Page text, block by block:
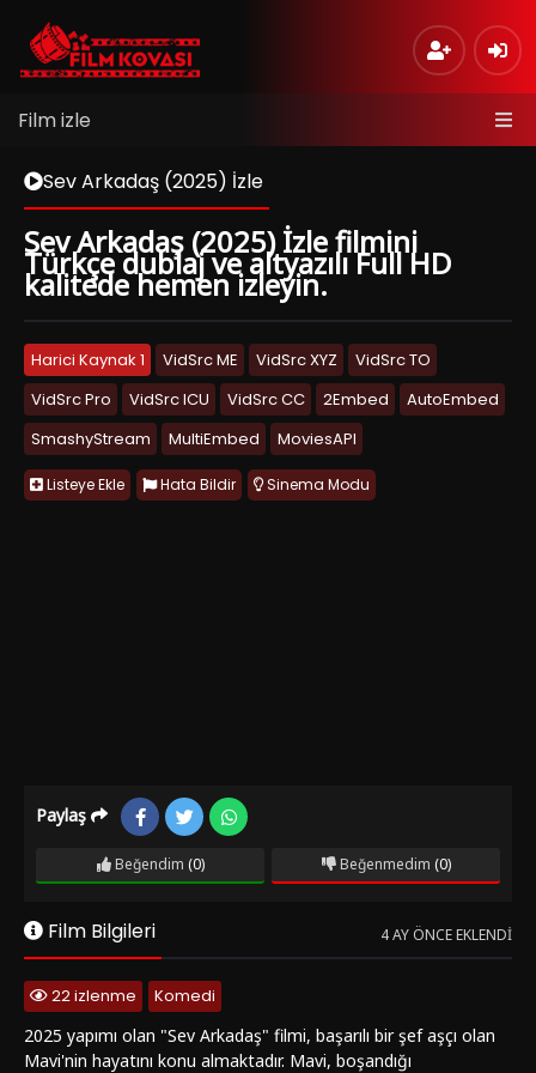
Film izle
Sev Arkadaş (2025) İzle
Sev Arkadaş (2025) İzle filmini
Türkçe dublaj ve altyazılı Full HD
kalitede hemen izleyin.
Harici Kaynak 1 VidSrc ME VidSrc XYZ
VidSrc TO
VidSrc Pro
VidSrc ICU VidSrc CC 2Embed
AutoEmbed
SmashyStream
MultiEmbed MoviesAPI
Listeye Ekle Hata Bildir Sinema Modu
Paylaş
Beğendim (0) Beğenmedim (0)
Film Bilgileri 4 AY ÖNCE EKLENDI
22 izlenme
Komedi
2025 yapımı olan "Sev Arkadaş" filmi, başarılı bir şef aşçı olan
Mavi'nin hayatını konu almaktadır. Mavi, boşandığı